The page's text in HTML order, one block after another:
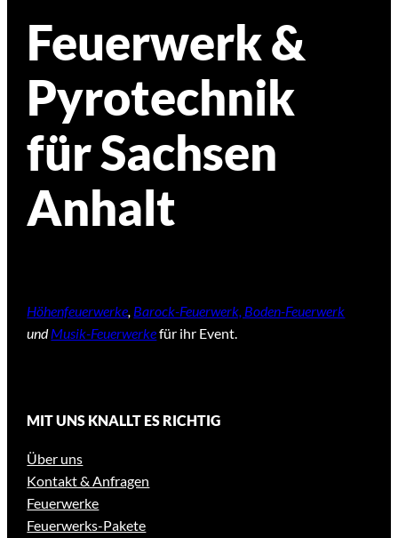
Feuerwerk &
Pyrotechnik
für Sachsen
Anhalt
Höhenfeuerwerke, Barock-Feuerwerk, Boden-Feuerwerk
undMusik-Feuerwerkefür ihr Event.
MIT UNS KNALLT ES RICHTIG
Über uns
Kontakt & Anfragen
Feuerwerke
Feuerwerks-Pakete